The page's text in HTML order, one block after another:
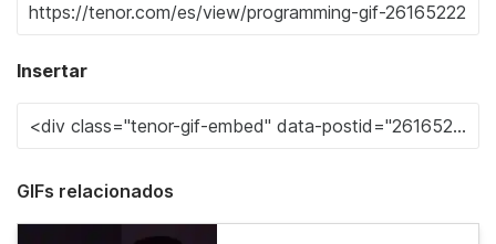
Insertar
GIFs relacionados